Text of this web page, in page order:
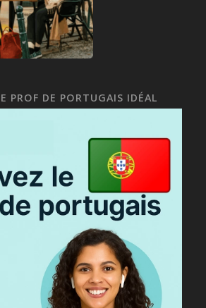
PROF DE PORTUGAIS IDÉAL